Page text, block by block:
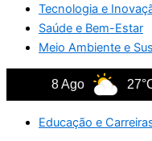
Tecnologia e
Saúde e Bem-Estar
Meio Ambiente e
8 Ago 27°C
Educação e